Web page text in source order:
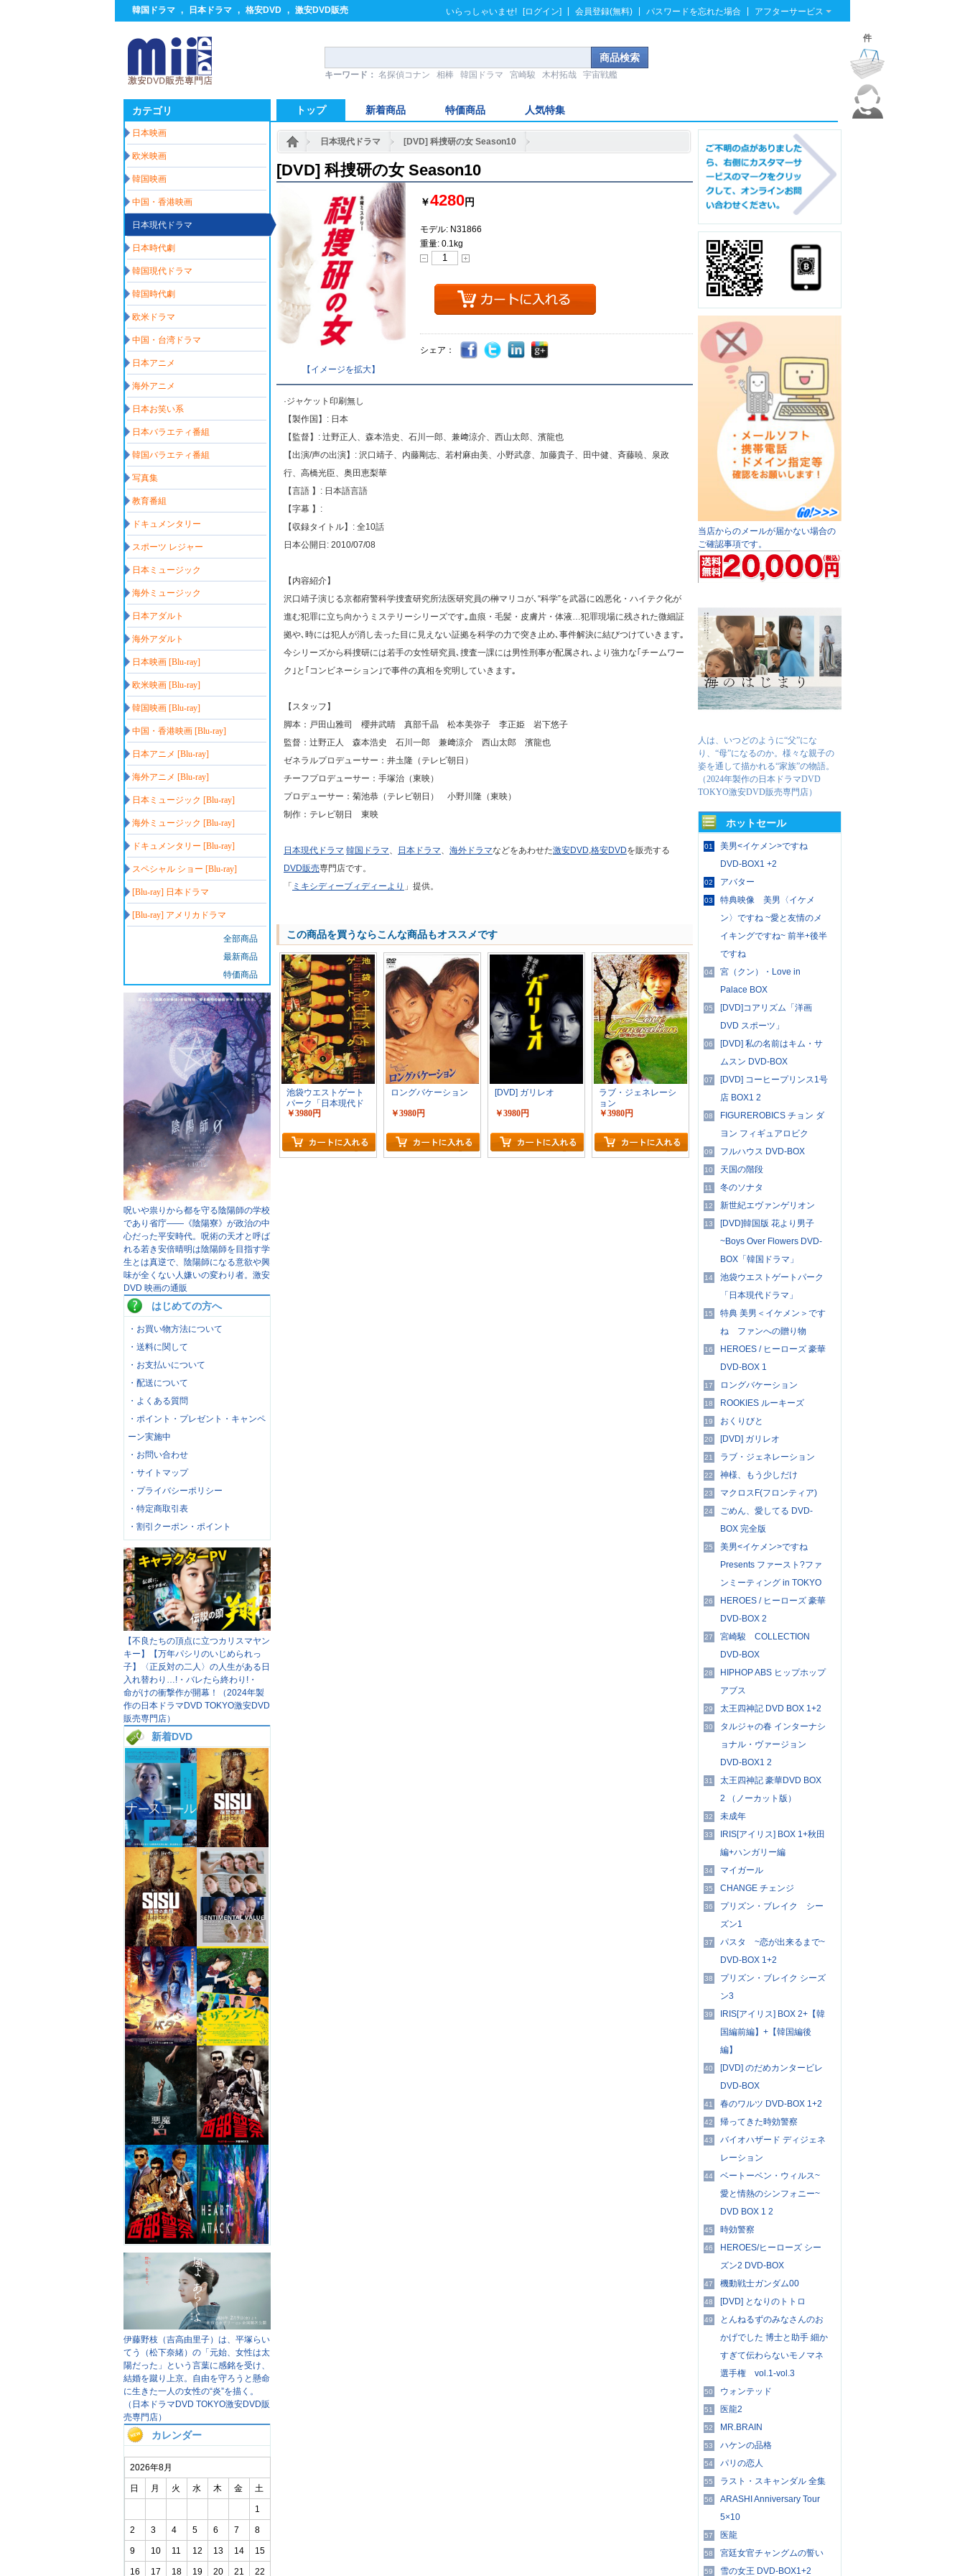
韓国ドラマ , 日本ドラマ , 格安DVD , 激安DVD販売 いらっしゃいませ! [ログイン] 会員登録(無料) パスワードを忘れた場合 アフターサービス
キーワード： 名探偵コナン 相棒 韓国ドラマ 宮崎駿 木村拓哉 宇宙戦艦
カテゴリ トップ 新着商品 特価商品 人気特集
件
日本映画
欧米映画
韓国映画
中国・香港映画
日本現代ドラマ
日本時代劇
韓国現代ドラマ
韓国時代劇
欧米ドラマ
中国・台湾ドラマ
日本アニメ
海外アニメ
日本お笑い系
日本バラエティ番組
韓国バラエティ番組
写真集
教育番組
ドキュメンタリー
スポーツ レジャー
日本ミュージック
海外ミュージック
日本アダルト
海外アダルト
日本映画 [Blu-ray]
欧米映画 [Blu-ray]
韓国映画 [Blu-ray]
中国・香港映画 [Blu-ray]
日本アニメ [Blu-ray]
海外アニメ [Blu-ray]
日本ミュージック [Blu-ray]
海外ミュージック [Blu-ray]
ドキュメンタリー [Blu-ray]
スペシャル ショー [Blu-ray]
[Blu-ray] 日本ドラマ
[Blu-ray] アメリカドラマ
全部商品
最新商品
特価商品
呪いや祟りから都を守る陰陽師の学校
であり省庁――《陰陽寮》が政治の中
心だった平安時代。呪術の天才と呼ば
れる若き安倍晴明は陰陽師を目指す学
生とは真逆で、陰陽師になる意欲や興
味が全くない人嫌いの変わり者。 激安
DVD 映画の通販
はじめての方へ
・お買い物方法について
・送料に関して
・お支払いについて
・配送について
・よくある質問
・ポイント・プレゼント・キャンペ
ーン実施中
・お問い合わせ
・サイトマップ
・プライバシーポリシー
・特定商取引表
・割引クーポン・ポイント
【不良たちの頂点に立つカリスマヤン
キー】【万年パシリのいじめられっ
子】〈正反対の二人〉の人生がある日
入れ替わり…!・バレたら終わり!・
命がけの衝撃作が開幕！（2024年製
作の日本ドラマDVD TOKYO激安DVD
販売専門店）
新着DVD
伊藤野枝（吉高由里子）は、平塚らい
てう（松下奈緒）の「元始、女性は太
陽だった」という言葉に感銘を受け、
結婚を蹴り上京。自由を守ろうと懸命
に生きた一人の女性の“炎”を描く。
（日本ドラマDVD TOKYO激安DVD販
売専門店）
カレンダー
2026年8月
日 月 火 水 木 金 土
1
2 3 4 5 6 7 8
9 10 11 12 13 14 15
16 17 18 19 20 21 22
日本現代ドラマ [DVD] 科捜研の女 Season10
[DVD] 科捜研の女 Season10
【イメージを拡大】
￥4280円
モデル: N31866
重量: 0.1kg
シェア：
·ジャケット印刷無し
【製作国】: 日本
【監督】: 辻野正人、森本浩史、石川一郎、兼﨑涼介、西山太郎、濱龍也
【出演/声の出演】: 沢口靖子、内藤剛志、若村麻由美、小野武彦、加藤貴子、田中健、斉藤暁、泉政
行、高橋光臣、奥田恵梨華
【言語 】: 日本語言語
【字幕 】:
【収録タイトル】: 全10話
日本公開日: 2010/07/08
【内容紹介】
沢口靖子演じる京都府警科学捜査研究所法医研究員の榊マリコが､“科学”を武器に凶悪化・ハイテク化が
進む犯罪に立ち向かうミステリーシリーズです｡血痕・毛髪・皮膚片・体液…犯罪現場に残された微細証
拠や､時には犯人が消し去った目に見えない証拠を科学の力で突き止め､事件解決に結びつけていきます｡
今シリーズから科捜研には若手の女性研究員､捜査一課には男性刑事が配属され､より強力な｢チームワー
ク｣と｢コンビネーション｣で事件の真相を究明していきます｡
【スタッフ】
脚本：戸田山雅司 櫻井武晴 真部千晶 松本美弥子 李正姫 岩下悠子
監督：辻野正人 森本浩史 石川一郎 兼﨑涼介 西山太郎 濱龍也
ゼネラルプロデューサー：井圡隆（テレビ朝日）
チーフプロデューサー：手塚治（東映）
プロデューサー：菊池恭（テレビ朝日） 小野川隆（東映）
制作：テレビ朝日 東映
日本現代ドラマ 韓国ドラマ、 日本ドラマ、 海外ドラマなどをあわせた激安DVD,格安DVDを販売する
DVD販売専門店です。
「 ミキシディーブィディーより 」提供。
この商品を買うならこんな商品もオススメです
池袋ウエストゲート
パーク「日本現代ド
ラマ」
￥3980円
ロングバケーション
￥3980円
[DVD] ガリレオ
￥3980円
ラブ・ジェネレーシ
ョン
￥3980円
当店からのメールが届かない場合の
ご確認事項です。
人は、いつどのように“父”にな
り、“母”になるのか。様々な親子の
姿を通して描かれる“家族”の物語。
（2024年製作の日本ドラマDVD
TOKYO激安DVD販売専門店）
ホットセール
01
美男<イケメン>ですね
DVD-BOX1 +2
02 アバター
03
特典映像 美男〈イケメ
ン〉ですね ~愛と友情のメ
イキングですね~ 前半+後半
ですね
04
宮（クン）・Love in
Palace BOX
05
[DVD]コアリズム「洋画
DVD スポーツ」
06
[DVD] 私の名前はキム・サ
ムスン DVD-BOX
07
[DVD] コーヒープリンス1号
店 BOX1 2
08
FIGUREROBICS チョン ダ
ヨン フィギュアロビク
09 フルハウス DVD-BOX
10 天国の階段
11 冬のソナタ
12 新世紀エヴァンゲリオン
13
[DVD]韓国版 花より男子
~Boys Over Flowers DVD-
BOX「韓国ドラマ」
14
池袋ウエストゲートパーク
「日本現代ドラマ」
15
特典 美男＜イケメン＞です
ね ファンへの贈り物
16
HEROES / ヒーローズ 豪華
DVD-BOX 1
17 ロングバケーション
18 ROOKIES ルーキーズ
19 おくりびと
20 [DVD] ガリレオ
21 ラブ・ジェネレーション
22 神様、もう少しだけ
23 マクロスF(フロンティア)
24
ごめん、愛してる DVD-
BOX 完全版
25
美男<イケメン>ですね
Presents ファースト?ファ
ンミーティング in TOKYO
26
HEROES / ヒーローズ 豪華
DVD-BOX 2
27
宮崎駿 COLLECTION
DVD-BOX
28
HIPHOP ABS ヒップホップ
アブス
29 太王四神記 DVD BOX 1+2
30
タルジャの春 インターナシ
ョナル・ヴァージョン
DVD-BOX1 2
31
太王四神記 豪華DVD BOX
2 （ノーカット版）
32 未成年
33
IRIS[アイリス] BOX 1+秋田
編+ハンガリー編
34 マイガール
35 CHANGE チェンジ
36
プリズン・ブレイク シー
ズン1
37
パスタ ~恋が出来るまで~
DVD-BOX 1+2
38
プリズン・ブレイク シーズ
ン3
39
IRIS[アイリス] BOX 2+【韓
国編前編】+【韓国編後
編】
40
[DVD] のだめカンタービレ
DVD-BOX
41 春のワルツ DVD-BOX 1+2
42 帰ってきた時効警察
43
バイオハザード ディジェネ
レーション
44
ベートーベン・ウィルス~
愛と情熱のシンフォニー~
DVD BOX 1 2
45 時効警察
46
HEROES/ヒーローズ シー
ズン2 DVD-BOX
47 機動戦士ガンダム00
48 [DVD] となりのトトロ
49
とんねるずのみなさんのお
かげでした 博士と助手 細か
すぎて伝わらないモノマネ
選手権 vol.1-vol.3
50 ウォンテッド
51 医龍2
52 MR.BRAIN
53 ハケンの品格
54 パリの恋人
55 ラスト・スキャンダル 全集
56
ARASHI Anniversary Tour
5×10
57 医龍
58 宮廷女官チャングムの誓い
59 雪の女王 DVD-BOX1+2